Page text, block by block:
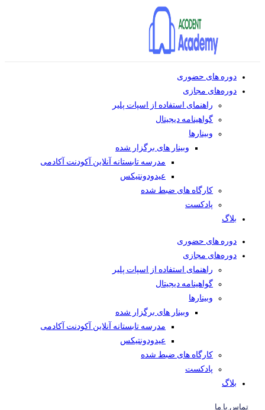
دوره های حضوری
دوره‌های مجازی
راهنمای استفاده از اسپات پلیر
گواهینامه دیجیتال
وبینار‌ها
وبینار های برگزار شده
مدرسه تابستانه آنلاین آکودنت آکادمی
عیدودونتیکس
کارگاه های ضبط شده
پادکست
بلاگ
دوره های حضوری
دوره‌های مجازی
راهنمای استفاده از اسپات پلیر
گواهینامه دیجیتال
وبینار‌ها
وبینار های برگزار شده
مدرسه تابستانه آنلاین آکودنت آکادمی
عیدودونتیکس
کارگاه های ضبط شده
پادکست
بلاگ
تماس با ما